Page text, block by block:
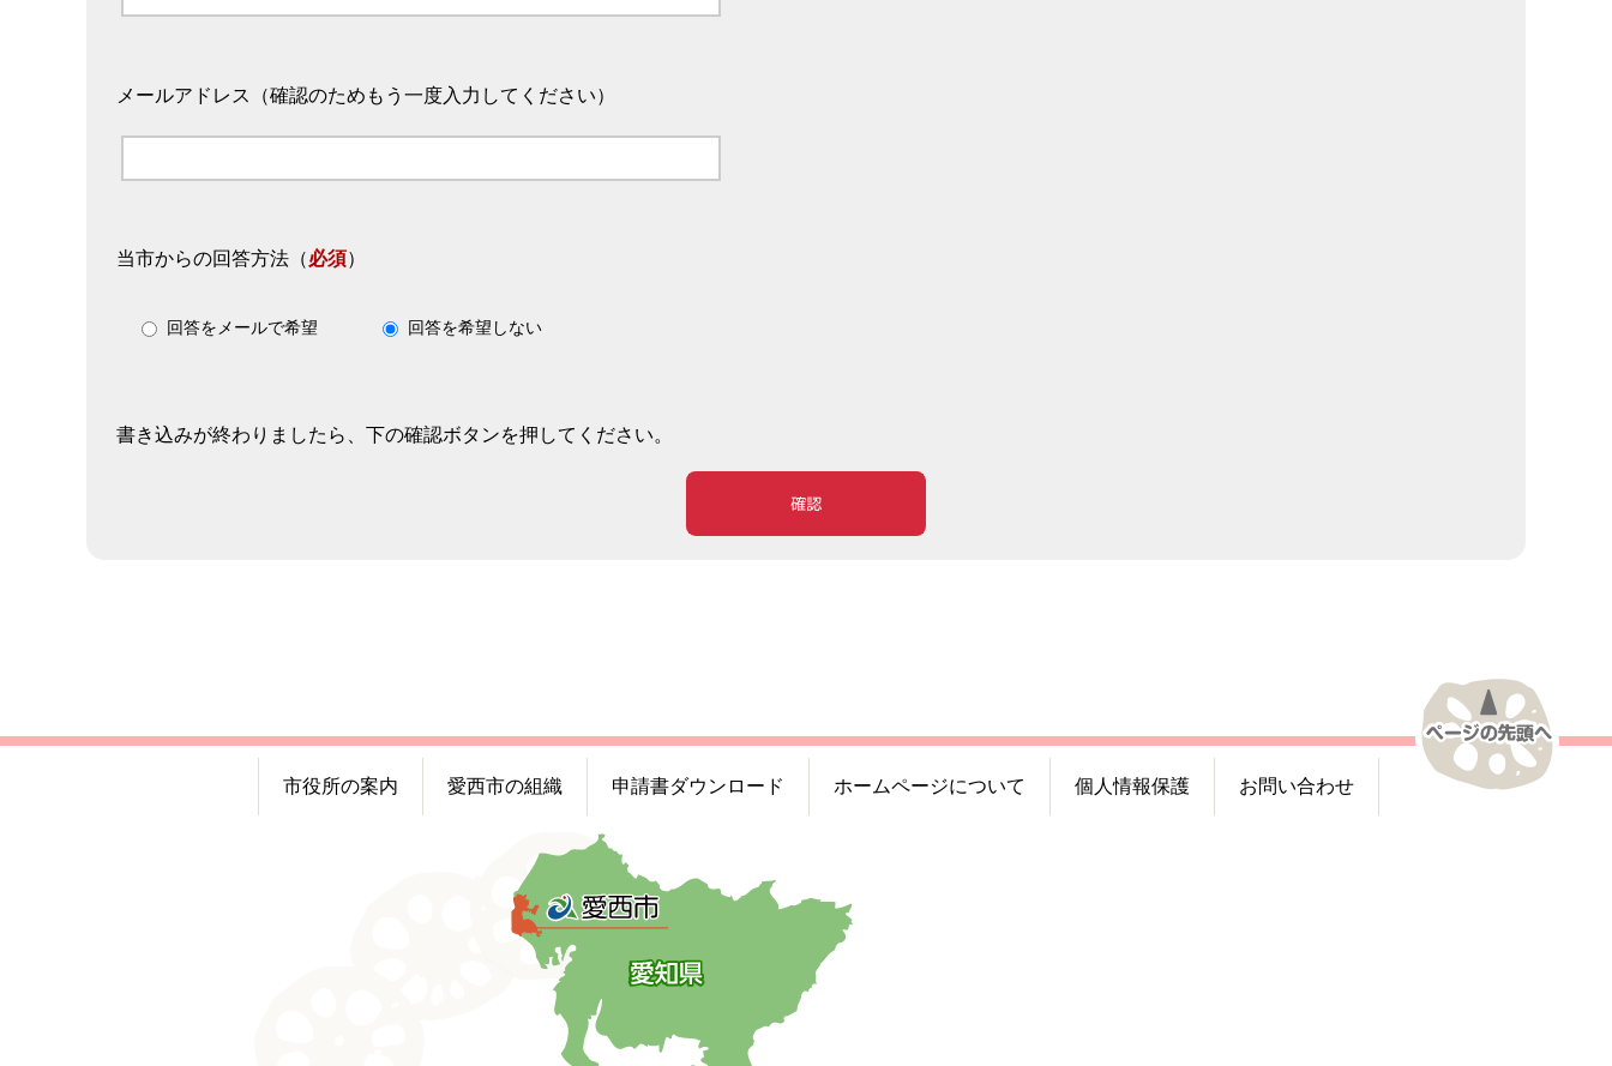
メールアドレス（確認のためもう一度入力してください）
当市からの回答方法 （必須）
回答をメールで希望 回答を希望しない
書き込みが終わりましたら、下の確認ボタンを押してください。
確認
市役所の案内 愛西市の組織 申請書ダウンロード ホームページについて 個人情報保護 お問い合わせ